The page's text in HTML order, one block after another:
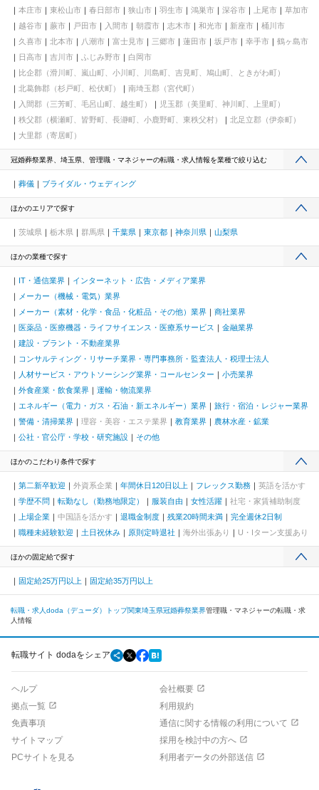
本庄市
東松山市 春日部市 狭山市 羽生市 鴻巣市 深谷市 上尾市
草加市
越谷市
蕨市 戸田市 入間市 朝霞市 志木市 和光市 新座市
桶川市
久喜市
北本市 八潮市 富士見市 三郷市 蓮田市 坂戸市 幸手市
鶴ヶ島市
日高市
吉川市 ふじみ野市
白岡市
比企郡（滑川町、嵐山町、小川町、川島町、吉見町、鳩山町、ときがわ町）
北葛飾郡（杉戸町、松伏町）
南埼玉郡（宮代町）
入間郡（三芳町、毛呂山町、越生町）
児玉郡（美里町、神川町、上里町）
秩父郡（横瀬町、皆野町、長瀞町、小鹿野町、東秩父村）
北足立郡（伊奈町）
大里郡（寄居町）
冠婚葬祭業界、埼玉県、管理職・マネジャーの転職・求人情報を業種で絞り込む
葬儀 ブライダル・ウェディング
ほかのエリアで探す
茨城県 栃木県 群馬県 千葉県 東京都 神奈川県 山梨県
ほかの業種で探す
IT・通信業界
インターネット・広告・メディア業界
メーカー（機械・電気）業界
メーカー（素材・化学・食品・化粧品・その他）業界
商社業界
医薬品・医療機器・ライフサイエンス・医療系サービス
金融業界
建設・プラント・不動産業界
コンサルティング・リサーチ業界・専門事務所・監査法人・税理士法人
人材サービス・アウトソーシング業界・コールセンター
小売業界
外食産業・飲食業界
運輸・物流業界
エネルギー（電力・ガス・石油・新エネルギー）業界
旅行・宿泊・レジャー業界
警備・清掃業界
理容・美容・エステ業界 教育業界
農林水産・鉱業
公社・官公庁・学校・研究施設
その他
ほかのこだわり条件で探す
第二新卒歓迎 外資系企業 年間休日120日以上 フレックス勤務
英語を活かす
学歴不問
転勤なし（勤務地限定） 服装自由 女性活躍
社宅・家賃補助制度
上場企業
中国語を活かす 退職金制度 残業20時間未満
完全週休2日制
職種未経験歓迎
土日祝休み 原則定時退社 海外出張あり U・Iターン支援あり
ほかの固定給で探す
固定給25万円以上 固定給35万円以上
転職・求人doda（デューダ）トップ関東埼玉県冠婚葬祭業界管理職・マネジャーの転職・求
人情報
転職サイト dodaをシェア
ヘルプ
会社概要
拠点一覧
利用規約
免責事項
通信に関する情報の利用について
サイトマップ
採用を検討中の方へ
PCサイトを見る
利用者データの外部送信